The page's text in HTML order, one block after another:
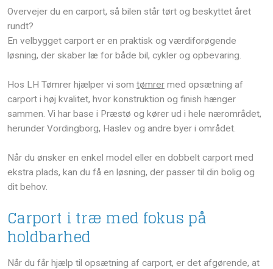
Overvejer du en carport, så bilen står tørt og beskyttet året
rundt?
En velbygget carport er en praktisk og værdiforøgende
løsning, der skaber læ for både bil, cykler og opbevaring.
Hos LH Tømrer hjælper vi som tømrermed opsætning af
carport i høj kvalitet, hvor konstruktion og finish hænger
sammen. Vi har base i Præstø og kører ud i hele nærområdet,
herunder Vordingborg, Haslev og andre byer i området.
Når du ønsker en enkel model eller en dobbelt carport med
ekstra plads, kan du få en løsning, der passer til din bolig og
dit behov.
Carport i træ med fokus på
holdbarhed
Når du får hjælp til opsætning af carport, er det afgørende, at